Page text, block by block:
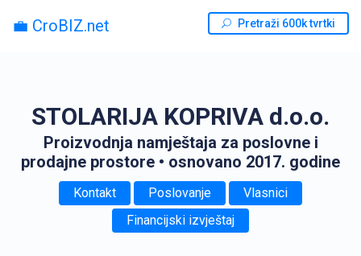
💼 CroBIZ.net Pretraži 600k tvrtki
STOLARIJA KOPRIVA d.o.o.
Proizvodnja namještaja za poslovne i
prodajne prostore • osnovano 2017. godine
Kontakt Poslovanje
Vlasnici
Financijski izvještaj